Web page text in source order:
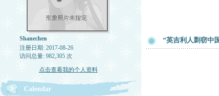
Shanechen
注册日期: 2017-08-26
访问总量: 982,305 次
点击查看我的个人资料
Calendar
“英吉利人剽窃中